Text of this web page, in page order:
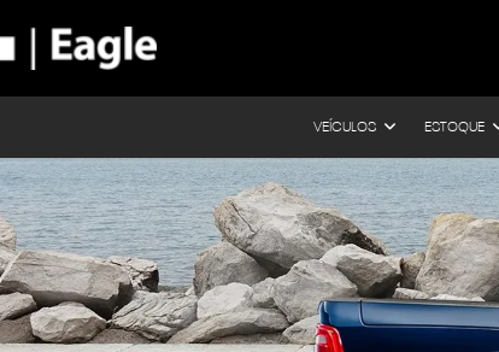
VEÍCULOS ESTOQUE